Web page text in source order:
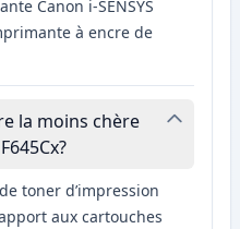
Canon i-SENSYS
à encre de
la moins chère
toner d’impression
aux cartouches